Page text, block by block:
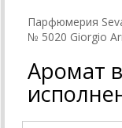
Парфюмерия
№ 5020 Giorgio
Аромат